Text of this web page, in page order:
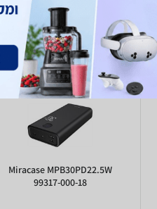
Miracase MPB30PD22.5W
99317-000-18